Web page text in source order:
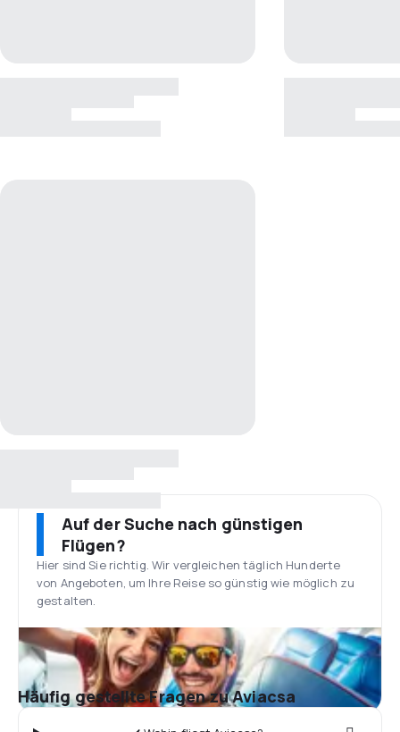
Auf der Suche nach günstigen
Flügen?
Hier sind Sie richtig. Wir vergleichen täglich Hunderte
von Angeboten, um Ihre Reise so günstig wie möglich zu
gestalten.
Häufig gestellte Fragen zu Aviacsa